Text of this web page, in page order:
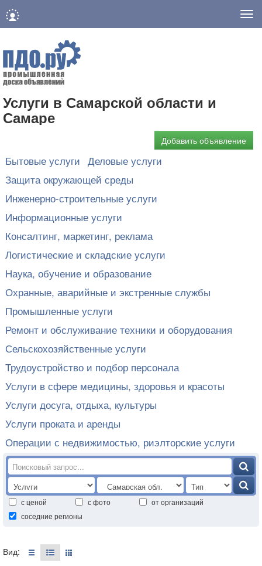
Услуги в Самарской области и
Самаре
Добавить объявление
Бытовые услуги Деловые услуги
Защита окружающей среды
Инженерно-строительные услуги
Информационные услуги
Консалтинг, маркетинг, реклама
Логистические и складские услуги
Наука, обучение и образование
Охранные, аварийные и экстренные службы
Промышленные услуги
Ремонт и обслуживание техники и оборудования
Сельскохозяйственные услуги
Трудоустройство и подбор персонала
Услуги в сфере медицины, здоровья и красоты
Услуги досуга, отдыха, культуры
Услуги проката и аренды
Операции с недвижимостью, риэлторские услуги
с ценой с фото
от организаций
соседние регионы
Вид: